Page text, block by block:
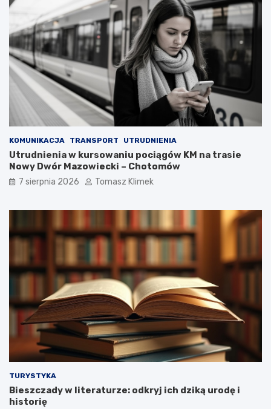
KOMUNIKACJA TRANSPORT UTRUDNIENIA
Utrudnienia w kursowaniu pociągów KM na trasie
Nowy Dwór Mazowiecki – Chotomów
7 sierpnia 2026 Tomasz Klimek
TURYSTYKA
Bieszczady w literaturze: odkryj ich dziką urodę i
historię